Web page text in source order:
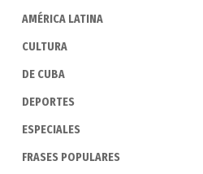
AMÉRICA LATINA
CULTURA
DE CUBA
DEPORTES
ESPECIALES
FRASES POPULARES